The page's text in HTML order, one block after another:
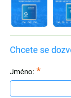
Chcete se
Jméno: *